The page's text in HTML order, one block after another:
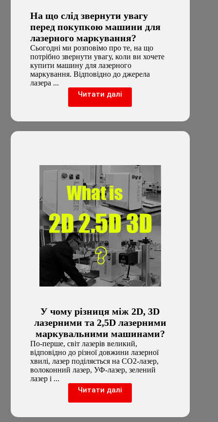
На що слід звернути увагу
перед покупкою машини для
лазерного маркування?
Сьогодні ми розповімо про те, на що
потрібно звернути увагу, коли ви хочете
купити машину для лазерного
маркування. Відповідно до джерела
лазера ...
Читати далі
У чому різниця між 2D, 3D
лазерними та 2,5D лазерними
маркувальними машинами?
По-перше, світ лазерів великий,
відповідно до різної довжини лазерної
хвилі, лазер поділяється на CO2-лазер,
волоконний лазер, УФ-лазер, зелений
лазер і ...
Читати далі